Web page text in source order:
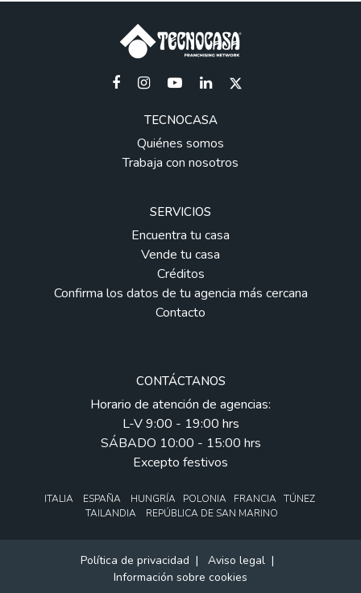
TECNOCASA
Quiénes somos
Trabaja con nosotros
SERVICIOS
Encuentra tu casa
Vende tu casa
Créditos
Confirma los datos de tu agencia más cercana
Contacto
CONTÁCTANOS
Horario de atención de agencias:
L-V 9:00 - 19:00 hrs
SÁBADO 10:00 - 15:00 hrs
Excepto festivos
ITALIA ESPAÑA HUNGRÍA POLONIA FRANCIA TÚNEZ
TAILANDIA REPÚBLICA DE SAN MARINO
Política de privacidad | Aviso legal |
Información sobre cookies